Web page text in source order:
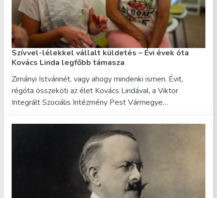
Szívvel-lélekkel vállalt küldetés – Évi évek óta
Kovács Linda legfőbb támasza
Zimányi Istvánnét, vagy ahogy mindenki ismeri, Évit,
régóta összeköti az élet Kovács Lindával, a Viktor
Integrált Szociális Intézmény Pest Vármegye…